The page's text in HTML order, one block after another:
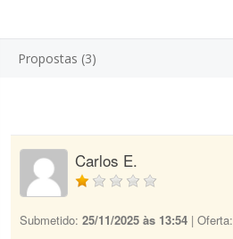
Propostas (3)
Carlos E.
Submetido: 25/11/2025 às 13:54 | Oferta: